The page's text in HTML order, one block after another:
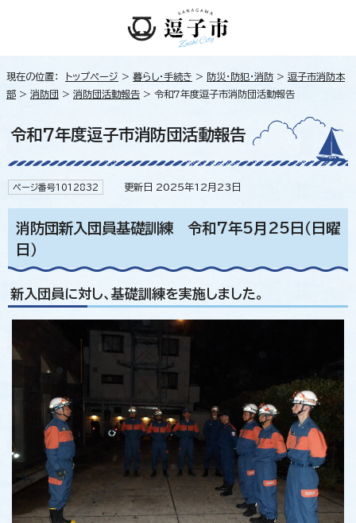
現在の位置： トップページ > 暮らし・手続き > 防災・防犯・消防 > 逗子市消防本
部 > 消防団 > 消防団活動報告 > 令和7年度逗子市消防団活動報告
令和7年度逗子市消防団活動報告
ページ番号1012832 更新日 2025年12月23日
消防団新入団員基礎訓練 令和7年5月25日（日曜
日）
新入団員に対し、基礎訓練を実施しました。